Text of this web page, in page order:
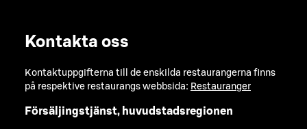
Kontakta oss
Kontaktuppgifterna till de enskilda restaurangerna finns
på respektive restaurangs webbsida: Restauranger
Försäljingstjänst, huvudstadsregionen